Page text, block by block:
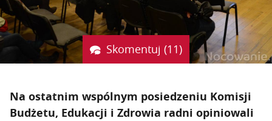
Skomentuj (11)
Na ostatnim wspólnym posiedzeniu Komisji
Budżetu, Edukacji i Zdrowia radni opiniowali